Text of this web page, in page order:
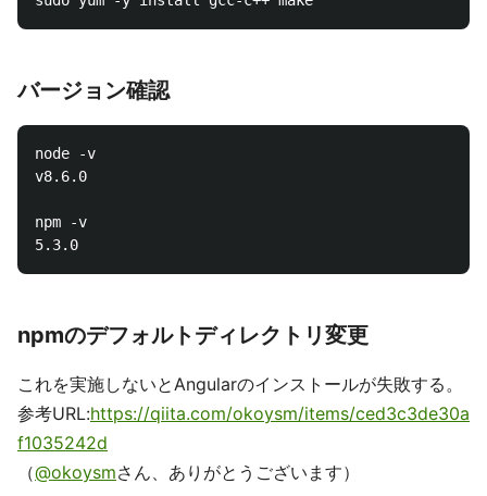
バージョン確認
node -v
v8.6.0
npm -v
npmのデフォルトディレクトリ変更
これを実施しないとAngularのインストールが失敗する。
参考URL:https://qiita.com/okoysm/items/ced3c3de30a
f1035242d
（@okoysmさん、ありがとうございます）